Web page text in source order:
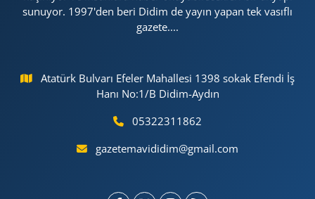
sunuyor. 1997'den beri Didim de yayın yapan tek vasıflı
gazete....
Atatürk Bulvarı Efeler Mahallesi 1398 sokak Efendi İş
Hanı No:1/B Didim-Aydın
05322311862
gazetemavididim@gmail.com